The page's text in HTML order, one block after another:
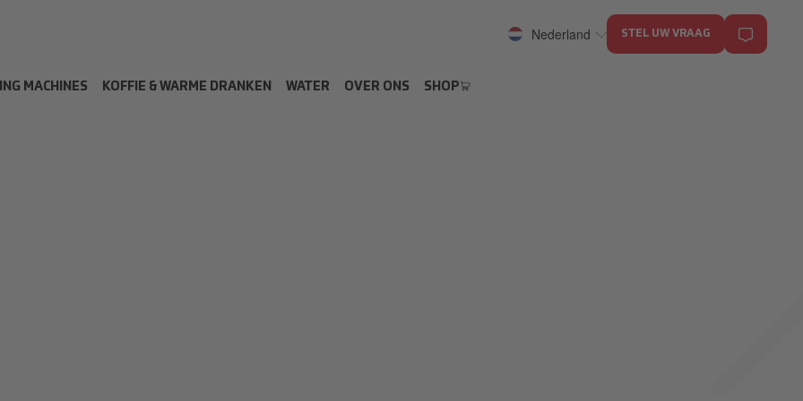
Nederland STEL UW VRAAG
MACHINES KOFFIE & WARME DRANKEN WATER OVER ONS SHOP